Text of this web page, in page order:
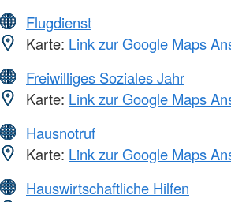
Flugdienst
Karte: Link zur Google Maps
Freiwilliges Soziales Jahr
Karte: Link zur Google Maps
Hausnotruf
Karte: Link zur Google Maps
Hauswirtschaftliche Hilfen